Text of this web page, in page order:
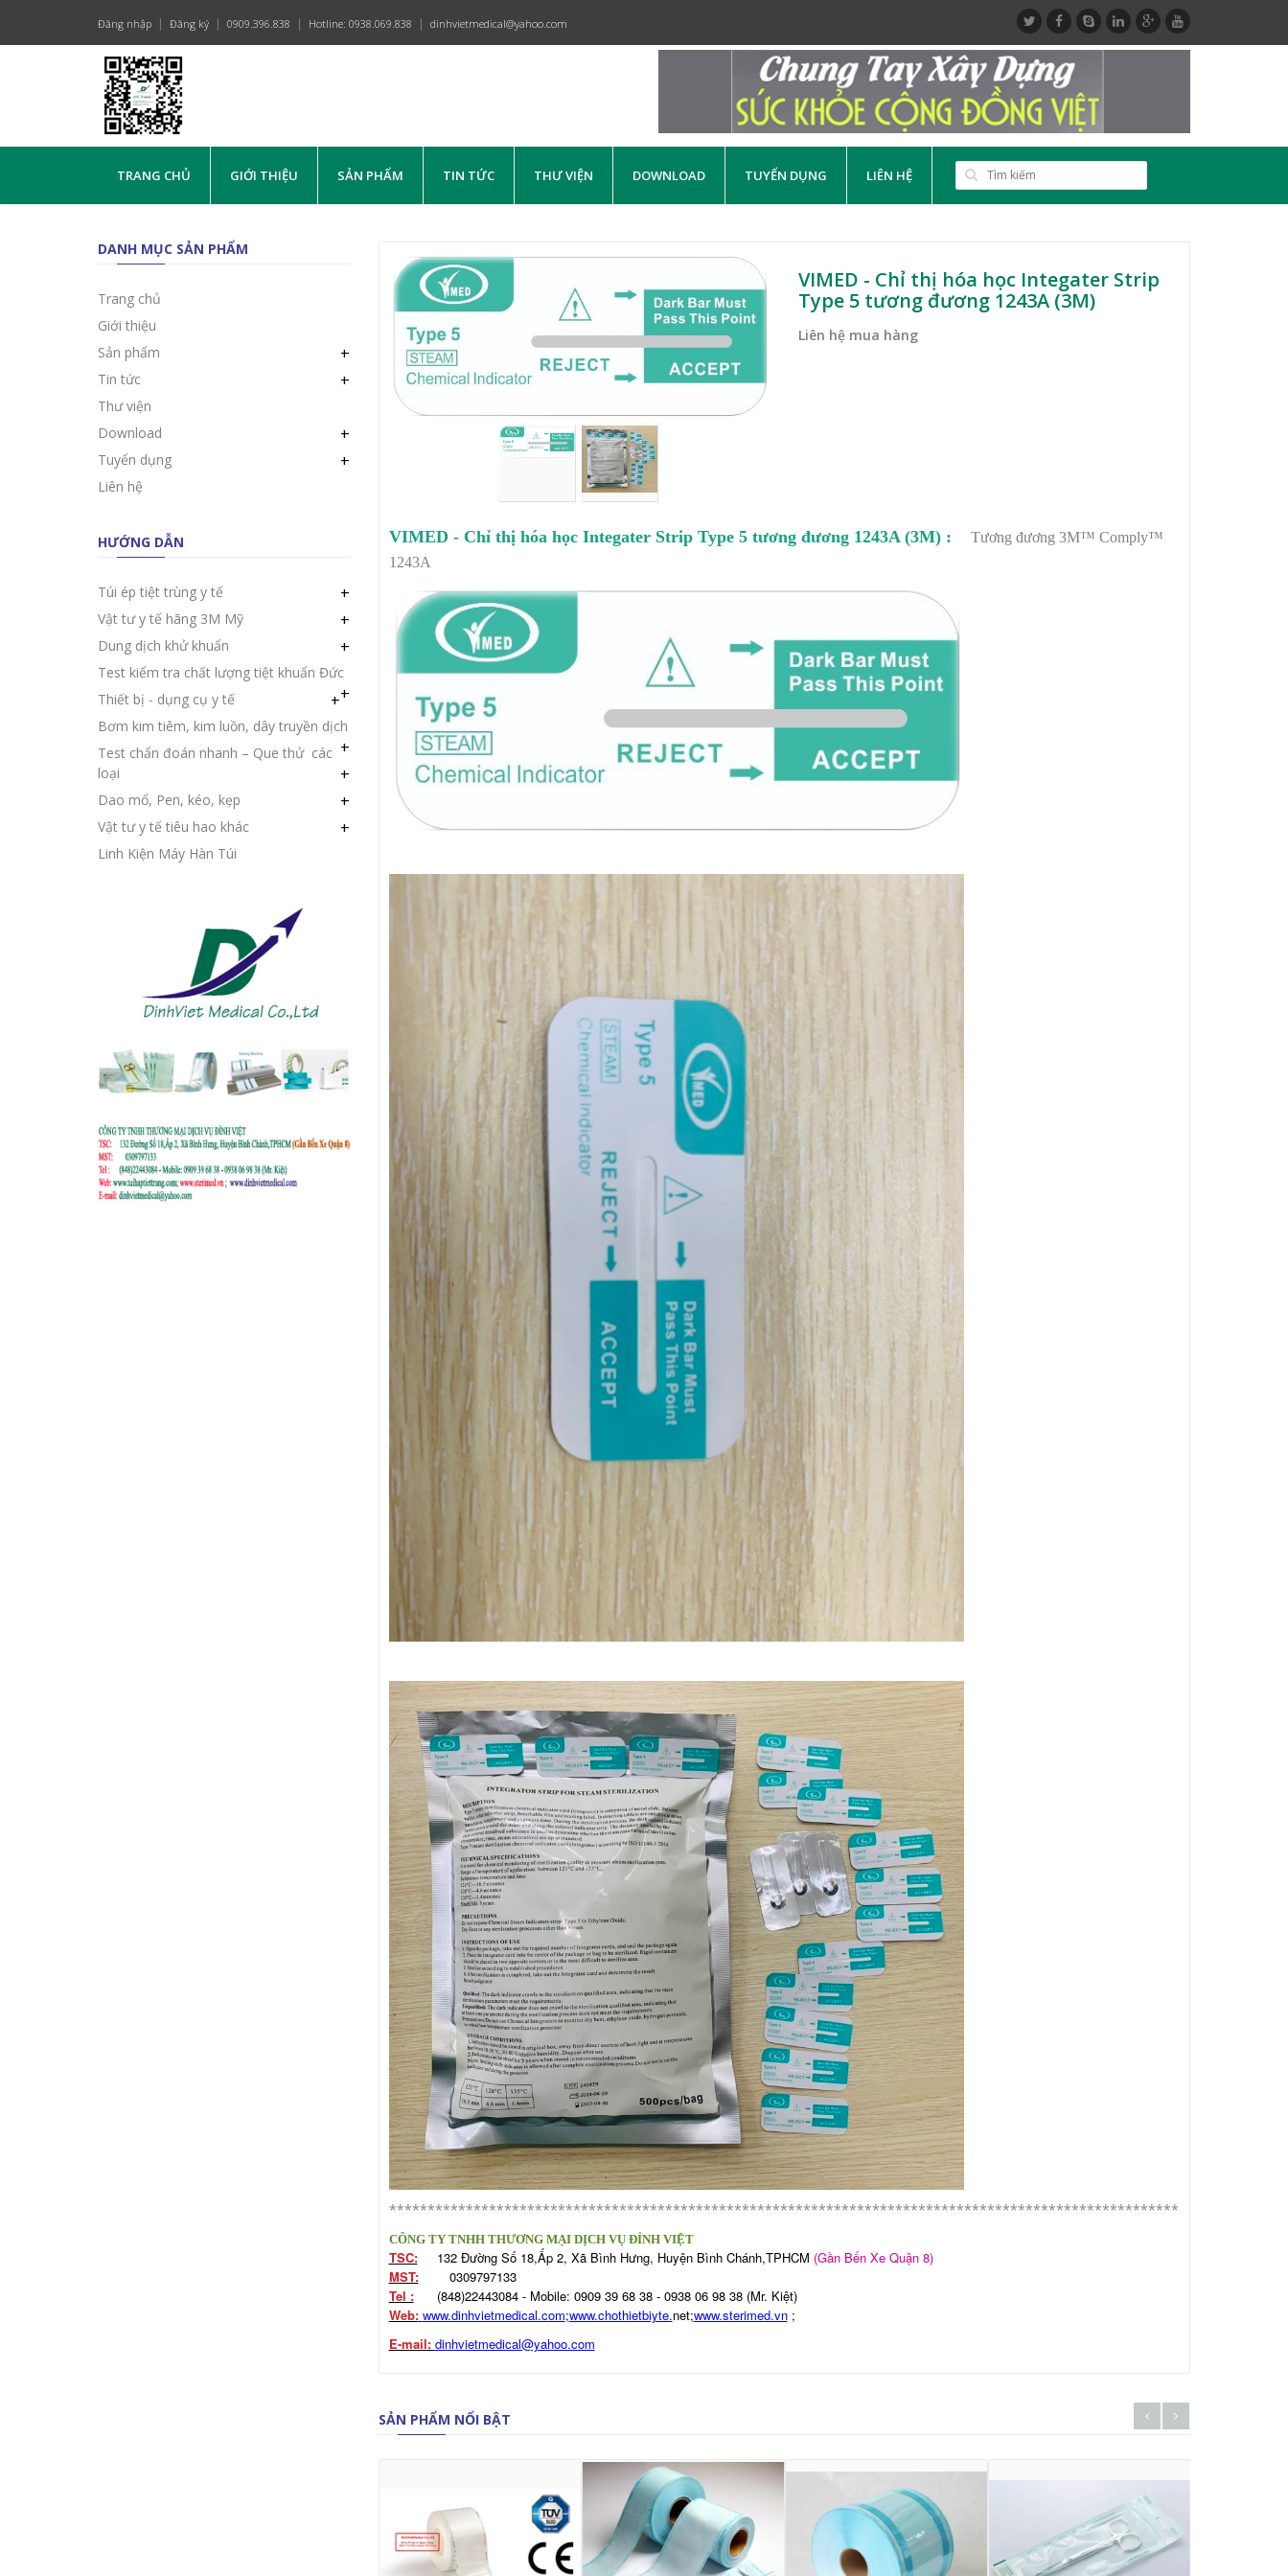
Đăng nhập Đăng ký 0909.396.838 Hotline: 0938.069.838 dinhvietmedical@yahoo.com
TRANG CHỦ GIỚI THIỆU SẢN PHẨM TIN TỨC THƯ VIỆN DOWNLOAD TUYỂN DỤNG LIÊN HỆ
DANH MỤC SẢN PHẨM
Trang chủ
Giới thiệu
Sản phẩm
+
Tin tức +
Thư viện
Download
+
Tuyển dụng +
Liên hệ
HƯỚNG DẪN
Túi ép tiệt trùng y tế +
Vật tư y tế hãng 3M Mỹ +
Dung dịch khử khuẩn +
Test kiểm tra chất lượng tiệt khuẩn Đức
+
Thiết bị - dụng cụ y tế +
Bơm kim tiêm, kim luồn, dây truyền dịch
+
Test chẩn đoán nhanh – Que thử các
loại
+
Dao mổ, Pen, kéo, kẹp +
Vật tư y tế tiêu hao khác +
Linh Kiện Máy Hàn Túi
VIMED - Chỉ thị hóa học Integater Strip
Type 5 tương đương 1243A (3M)
Liên hệ mua hàng
VIMED - Chỉ thị hóa học Integater Strip Type 5 tương đương 1243A (3M) :
Tương đương 3M™ Comply™
1243A
*******************************************************************************************************
CÔNG TY TNHH THƯƠNG MẠI DỊCH VỤ ĐỈNH VIỆT
TSC:132 Đường Số 18,Ấp 2, Xã Bình Hưng, Huyện Bình Chánh,TPHCM (Gần Bến Xe Quận 8)
MST:0309797133
Tel :(848)22443084 - Mobile: 0909 39 68 38 - 0938 06 98 38 (Mr. Kiệt)
Web: www.dinhvietmedical.com;www.chothietbiyte.net;www.sterimed.vn;
E-mail: dinhvietmedical@yahoo.com
SẢN PHẨM NỔI BẬT